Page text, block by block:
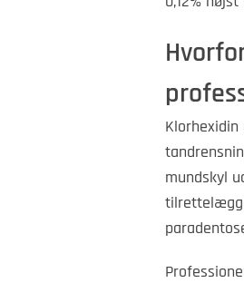
mundskyl